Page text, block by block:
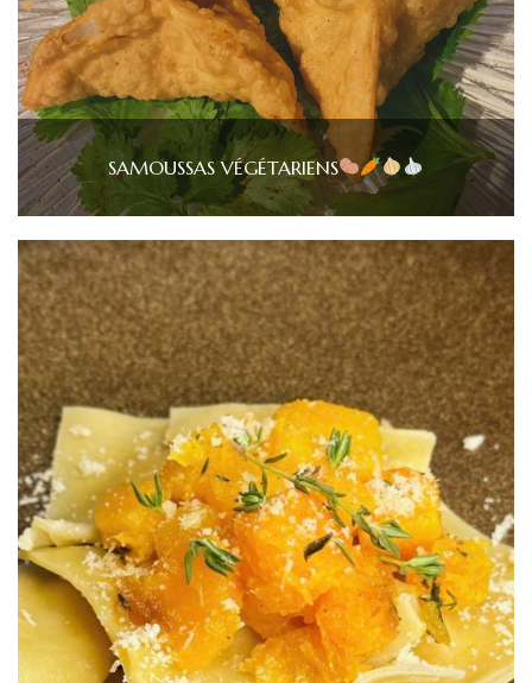
SAMOUSSAS VÉGÉTARIENS